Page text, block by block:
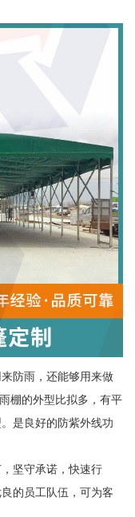
防雨，还能够用来做
棚的外型比拟多，有平
是良好的防紫外线功
坚守承诺，快速行
的员工队伍，可为客